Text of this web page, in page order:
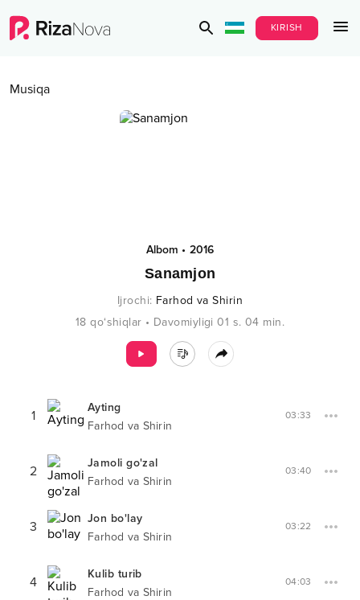
KIRISH
Musiqa
Albom • 2016
Sanamjon
Ijrochi: Farhod va Shirin
18 qo‘shiqlar • Davomiyligi 01 s. 04 min.
1
Ayting
Farhod va Shirin
03:33
2
Jamoli go'zal
Farhod va Shirin
03:40
3
Jon bo'lay
Farhod va Shirin
03:22
4
Kulib turib
Farhod va Shirin
04:03